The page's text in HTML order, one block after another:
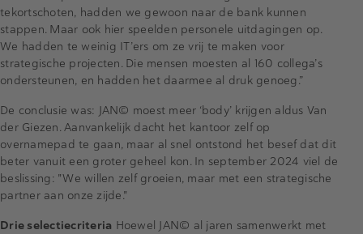
tekortschoten, hadden we gewoon naar de bank kunnen
stappen. Maar ook hier speelden personele uitdagingen op.
We hadden te weinig IT’ers om ze vrij te maken voor
strategische projecten. Die mensen moesten al 160 collega’s
ondersteunen, en hadden het daarmee al druk genoeg.”
De conclusie was: JAN© moest meer ‘body’ krijgen aldus Van
der Giezen. Aanvankelijk dacht het kantoor zelf op
overnamepad te gaan, maar al snel ontstond het besef dat dit
beter vanuit een groter geheel kon. In september 2024 viel de
beslissing: "We willen zelf groeien, maar met een strategische
partner aan onze zijde."
Drie selectiecriteria Hoewel JAN© al jaren samenwerkt met